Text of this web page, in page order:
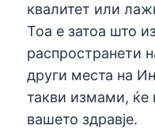
квалитет или
Тоа е затоа што
распространети
други места на
такви измами, ќе
вашето здравје.